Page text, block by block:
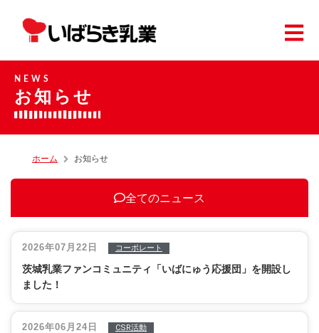
NEWS
お知らせ
ホーム お知らせ
全てのニュース
茨城乳業ファンコミュニティ「いばにゅう応援団」を開設し
ました！
2026年07月22日 コーポレート
2026年06月24日 CSR活動